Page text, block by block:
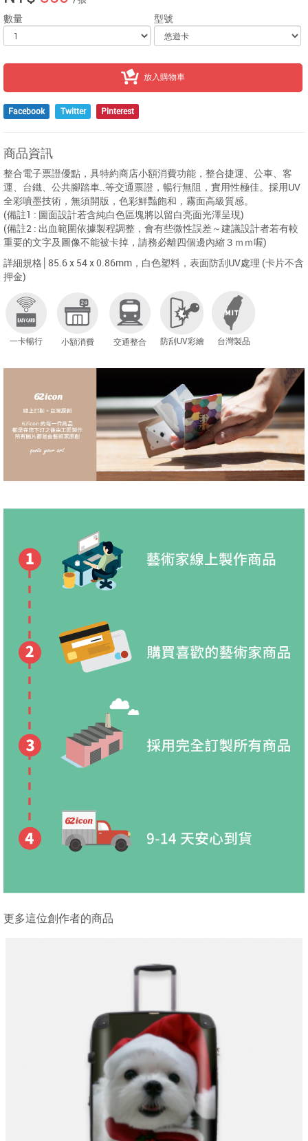
數量
型號
放入購物車
Facebook Twitter Pinterest
商品資訊
整合電子票證優點，具特約商店小額消費功能，整合捷運、公車、客
運、台鐵、公共腳踏車..等交通票證，暢行無阻，實用性極佳。採用UV
全彩噴墨技術，無須開版，色彩鮮豔飽和，霧面高級質感。
(備註1 : 圖面設計若含純白色區塊將以留白亮面光澤呈現)
(備註2 : 出血範圍依據製程調整，會有些微性誤差～建議設計者若有較
重要的文字及圖像不能被卡掉，請務必離四個邊內縮３ｍｍ喔)
詳細規格│85.6 x 54 x 0.86mm，白色塑料，表面防刮UV處理 (卡片不含
押金)
一卡暢行 小額消費 交通整合 防刮UV彩繪 台灣製品
更多這位創作者的商品